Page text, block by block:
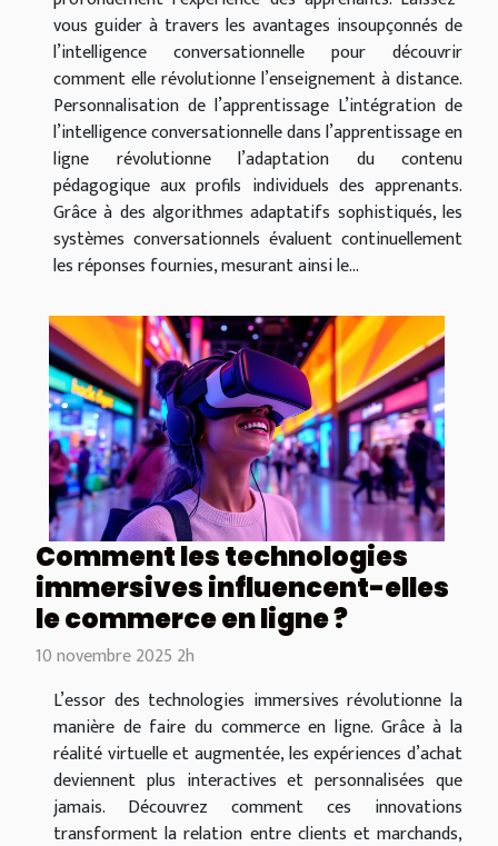
vous guider à travers les avantages insoupçonnés de
l’intelligence conversationnelle pour découvrir
comment elle révolutionne l’enseignement à distance.
Personnalisation de l’apprentissage L’intégration de
l’intelligence conversationnelle dans l’apprentissage en
ligne révolutionne l’adaptation du contenu
pédagogique aux profils individuels des apprenants.
Grâce à des algorithmes adaptatifs sophistiqués, les
systèmes conversationnels évaluent continuellement
les réponses fournies, mesurant ainsi le...
Comment les technologies
immersives influencent-elles
le commerce en ligne ?
10 novembre 2025 2h
L’essor des technologies immersives révolutionne la
manière de faire du commerce en ligne. Grâce à la
réalité virtuelle et augmentée, les expériences d’achat
deviennent plus interactives et personnalisées que
jamais. Découvrez comment ces innovations
transforment la relation entre clients et marchands,